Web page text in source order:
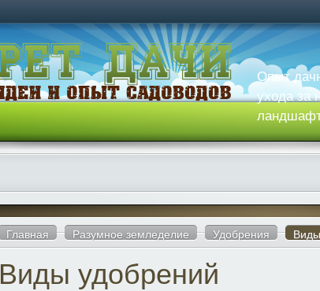
Опыт
ухода за
Главная Разумное земледелие Удобрения
Виды удобрений